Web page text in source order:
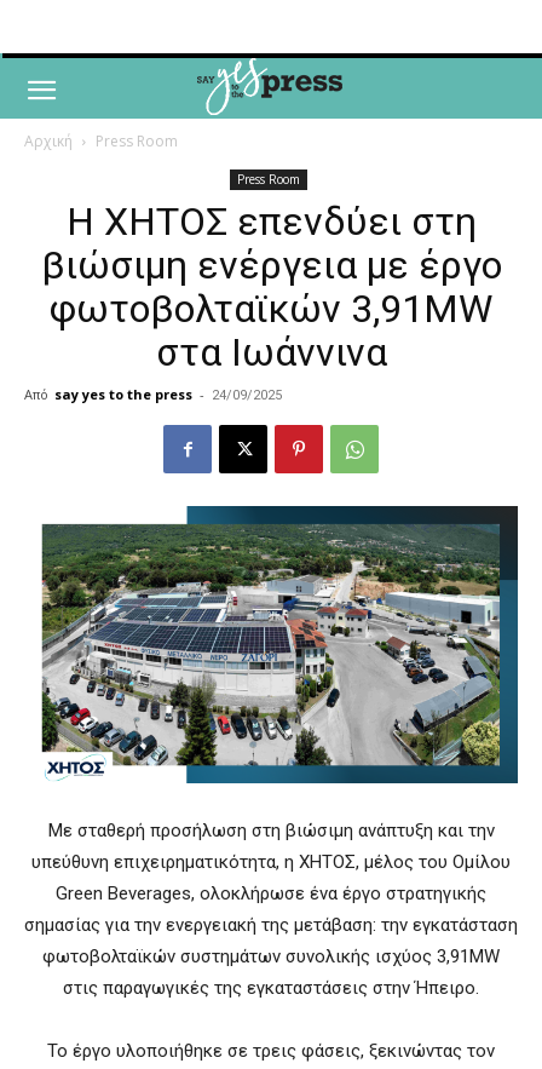
Αρχική Press Room
Press Room
Η ΧΗΤΟΣ επενδύει στη
βιώσιμη ενέργεια με έργο
φωτοβολταϊκών 3,91MW
στα Ιωάννινα
Από say yes to the press - 24/09/2025
Με σταθερή προσήλωση στη βιώσιμη ανάπτυξη και την
υπεύθυνη επιχειρηματικότητα, η ΧΗΤΟΣ, μέλος του Ομίλου
Green Beverages, ολοκλήρωσε ένα έργο στρατηγικής
σημασίας για την ενεργειακή της μετάβαση: την εγκατάσταση
φωτοβολταϊκών συστημάτων συνολικής ισχύος 3,91MW
στις παραγωγικές της εγκαταστάσεις στην Ήπειρο.
Το έργο υλοποιήθηκε σε τρεις φάσεις, ξεκινώντας τον